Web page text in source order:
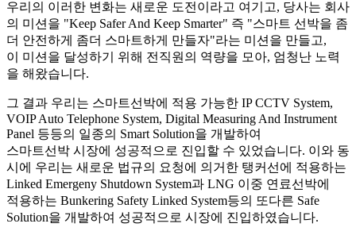
우리의 이러한 변화는 새로운 도전이라고 여기고, 당사는 회사
의 미션을 "Keep Safer And Keep Smarter" 즉 "스마트 선박을 좀
더 안전하게 좀더 스마트하게 만들자"라는 미션을 만들고,
이 미션을 달성하기 위해 전직원의 역량을 모아, 엄청난 노력
을 해왔습니다.
그 결과 우리는 스마트선박에 적용 가능한 IP CCTV System,
VOIP Auto Telephone System, Digital Measuring And Instrument
Panel 등등의 일종의 Smart Solution을 개발하여
스마트선박 시장에 성공적으로 진입할 수 있었습니다. 이와 동
시에 우리는 새로운 법규의 요청에 의거한 탱커선에 적용하는
Linked Emergeny Shutdown System과 LNG 이중 연료선박에
적용하는 Bunkering Safety Linked System등의 또다른 Safe
Solution을 개발하여 성공적으로 시장에 진입하였습니다.